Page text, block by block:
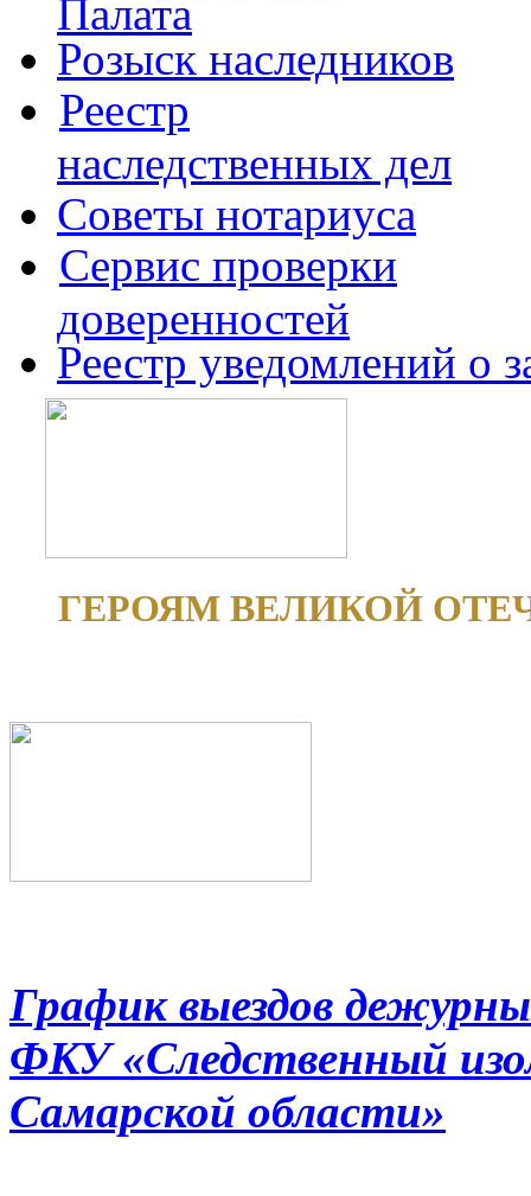
Палата
Розыск наследников
Реестр
наследственных дел
Советы нотариуса
Сервис проверки
доверенностей
Реестр уведомлений о
ГЕРОЯМ ВЕЛИКОЙ
График выездов
ФКУ «Следственный
Самарской области»